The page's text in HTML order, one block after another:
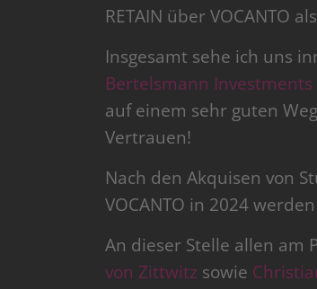
RETAIN über VOCANTO
Insgesamt sehe ich uns
Bertelsmann Investments
auf einem sehr guten
Vertrauen!
Nach den Akquisen von
VOCANTO in 2024
An dieser Stelle allen am
von Zittwitz sowie